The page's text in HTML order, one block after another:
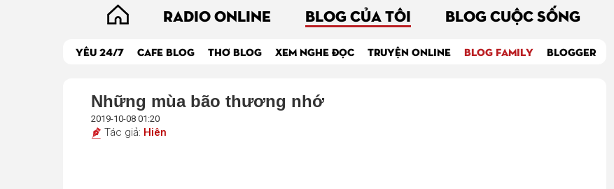
RADIO ONLINE BLOG CỦA TÔI BLOG CUỘC SỐNG
YÊU 24/7 CAFE BLOG THƠ BLOG XEM NGHE ĐỌC TRUYỆN ONLINE BLOG FAMILY BLOGGER
Những mùa bão thương nhớ
2019-10-08 01:20
Tác giả: Hiên